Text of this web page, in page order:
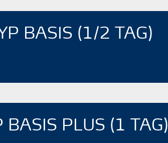
BASIS (1/2 TAG)
BASIS PLUS (1 TAG)